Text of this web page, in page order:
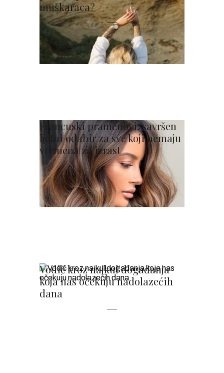
muškaraca?
Francuski pramenovi: savršen
ljetni odabir za sve koji nemaju
vremena za izrast
Vodič kroz najkul događanja
koja nas očekuju nadolazećih
dana